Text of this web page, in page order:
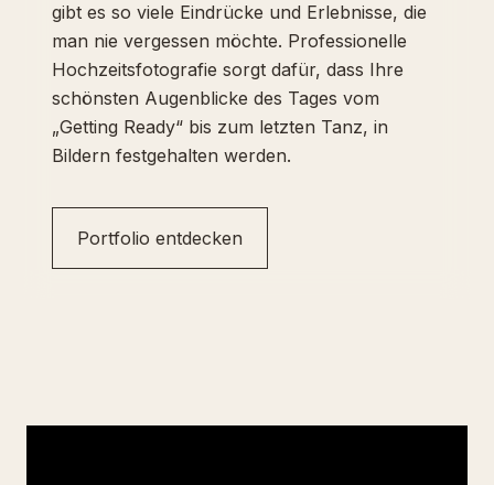
gibt es so viele Eindrücke und Erlebnisse, die
man nie vergessen möchte. Professionelle
Hochzeitsfotografie sorgt dafür, dass Ihre
schönsten Augenblicke des Tages vom
„Getting Ready“ bis zum letzten Tanz, in
Bildern festgehalten werden.
Portfolio entdecken